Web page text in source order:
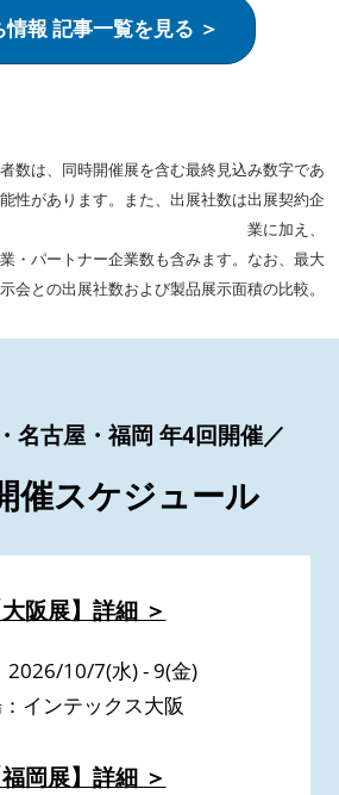
情報 記事一覧を見る ＞
数は、同時開催展を含む最終見込み数字であ
性があります。また、出展社数は出展契約企
業に加え、
・パートナー企業数も含みます。なお、最大
会との出展社数および製品展示面積の比較。
名古屋・福岡 年4回開催／
催スケジュール
大阪展】詳細 ＞
2026/10/7(水) - 9(金)
インテックス大阪
福岡展】詳細 ＞